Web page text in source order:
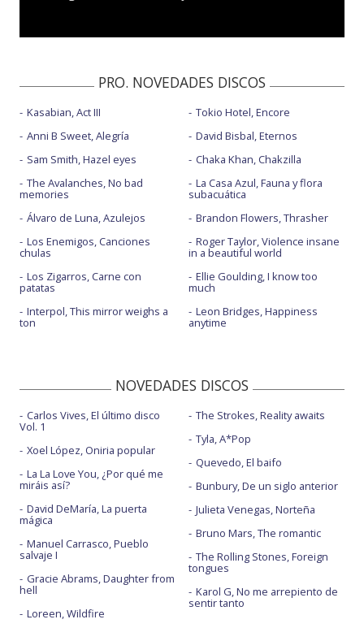
PRO. NOVEDADES DISCOS
Kasabian, Act III
Anni B Sweet, Alegría
Sam Smith, Hazel eyes
The Avalanches, No bad
memories
Álvaro de Luna, Azulejos
Los Enemigos, Canciones
chulas
Los Zigarros, Carne con
patatas
Interpol, This mirror weighs a
ton
Tokio Hotel, Encore
David Bisbal, Eternos
Chaka Khan, Chakzilla
La Casa Azul, Fauna y flora
subacuática
Brandon Flowers, Thrasher
Roger Taylor, Violence insane
in a beautiful world
Ellie Goulding, I know too
much
Leon Bridges, Happiness
anytime
NOVEDADES DISCOS
Carlos Vives, El último disco
Vol. 1
Xoel López, Oniria popular
La La Love You, ¿Por qué me
miráis así?
David DeMaría, La puerta
mágica
Manuel Carrasco, Pueblo
salvaje I
Gracie Abrams, Daughter from
hell
Loreen, Wildfire
The Strokes, Reality awaits
Tyla, A*Pop
Quevedo, El baifo
Bunbury, De un siglo anterior
Julieta Venegas, Norteña
Bruno Mars, The romantic
The Rolling Stones, Foreign
tongues
Karol G, No me arrepiento de
sentir tanto